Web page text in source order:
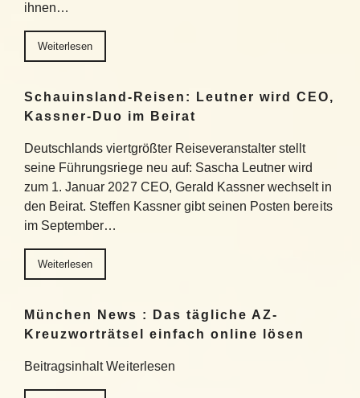
ihnen…
Weiterlesen
Schauinsland-Reisen: Leutner wird CEO,
Kassner-Duo im Beirat
Deutschlands viertgrößter Reiseveranstalter stellt
seine Führungsriege neu auf: Sascha Leutner wird
zum 1. Januar 2027 CEO, Gerald Kassner wechselt in
den Beirat. Steffen Kassner gibt seinen Posten bereits
im September…
Weiterlesen
München News : Das tägliche AZ-
Kreuzworträtsel einfach online lösen
Beitragsinhalt Weiterlesen